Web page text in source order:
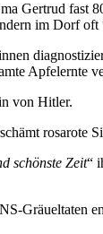
Gertrud
im Dorf oft
Apfelernte
von Hitler.
rosarote
schönste Zeit“